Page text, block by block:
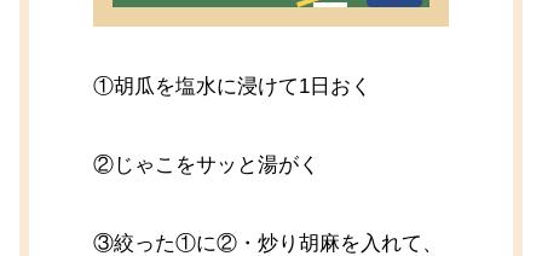
①胡瓜を塩水に浸けて1日おく
②じゃこをサッと湯がく
③絞った①に②・炒り胡麻を入れて、